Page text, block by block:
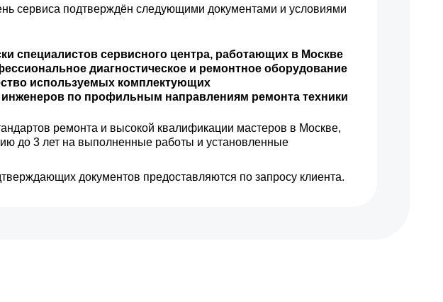
сервиса подтверждён следующими документами и условиями
специалистов сервисного центра, работающих в Москве
диагностическое и ремонтное оборудование
используемых комплектующих
инженеров по профильным направлениям ремонта техники
ремонта и высокой квалификации мастеров в Москве,
до 3 лет на выполненные работы и установленные
документов предоставляются по запросу клиента.